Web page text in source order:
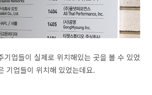
기업들이 실제로 위치해있는 곳을 볼 수 있었
기업들이 위치해 있었는데요.